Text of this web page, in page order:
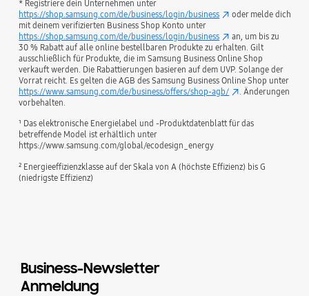
* Registriere dein Unternehmen unter
https://shop.samsung.com/de/business/login/business
oder melde dich
mit deinem verifizierten Business Shop Konto unter
https://shop.samsung.com/de/business/login/business
an, um bis zu
30 % Rabatt auf alle online bestellbaren Produkte zu erhalten. Gilt
ausschließlich für Produkte, die im Samsung Business Online Shop
verkauft werden. Die Rabattierungen basieren auf dem UVP. Solange der
Vorrat reicht. Es gelten die AGB des Samsung Business Online Shop unter
https://www.samsung.com/de/business/offers/shop-agb/
. Änderungen
vorbehalten.
¹ Das elektronische Energielabel und -Produktdatenblatt für das
betreffende Model ist erhältlich unter
https://www.samsung.com/global/ecodesign_energy
² Energieeffizienzklasse auf der Skala von A (höchste Effizienz) bis G
(niedrigste Effizienz)
Business-Newsletter
Anmeldung